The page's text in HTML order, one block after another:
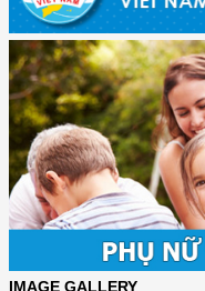
IMAGE GALLERY